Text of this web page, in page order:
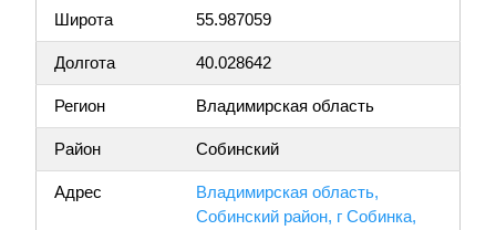
Широта 55.987059
Долгота 40.028642
Регион Владимирская область
Район Собинский
Адрес
Владимирская область,
Собинский район, г Собинка,